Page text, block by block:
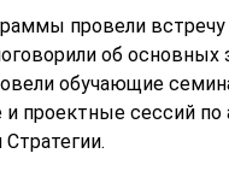
провели встречу
об основных
обучающие
и проектные сессий